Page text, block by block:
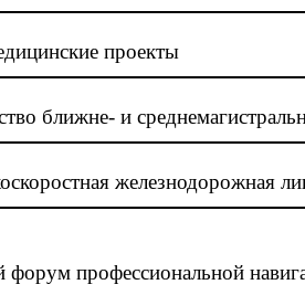
проекты
ближне- и
железнодорожная
форум профессиональной